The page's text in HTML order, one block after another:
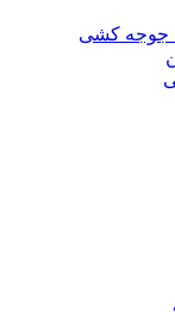
جوجه کشی